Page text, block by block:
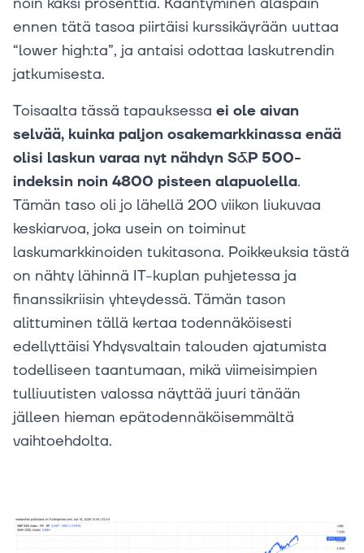
ennen tätä tasoa piirtäisi kurssikäyrään uuttaa
“lower high:ta”, ja antaisi odottaa laskutrendin
jatkumisesta.
Toisaalta tässä tapauksessa ei ole aivan
selvää, kuinka paljon osakemarkkinassa enää
olisi laskun varaa nyt nähdyn S&P 500-
indeksin noin 4800 pisteen alapuolella.
Tämän taso oli jo lähellä 200 viikon liukuvaa
keskiarvoa, joka usein on toiminut
laskumarkkinoiden tukitasona. Poikkeuksia tästä
on nähty lähinnä IT-kuplan puhjetessa ja
finanssikriisin yhteydessä. Tämän tason
alittuminen tällä kertaa todennäköisesti
edellyttäisi Yhdysvaltain talouden ajatumista
todelliseen taantumaan, mikä viimeisimpien
tulliuutisten valossa näyttää juuri tänään
jälleen hieman epätodennäköisemmältä
vaihtoehdolta.